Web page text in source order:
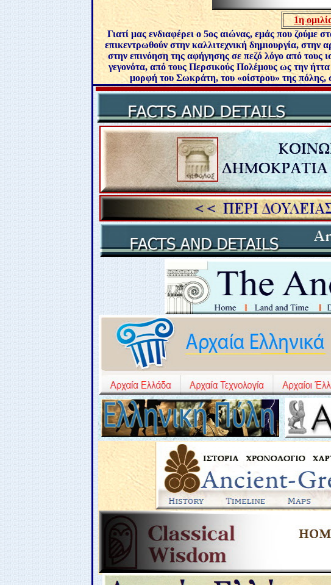
1η
Γιατί μας ενδιαφέρει ο 5ος αιώνας, εμάς που ζούμε
επικεντρωθούν στην καλλιτεχνική δημιουργία, στην
στην επινόηση της αφήγησης σε πεζό λόγο από τους
γεγονότα, από τους Περσικούς Πολέμους ως την
μορφή του Σωκράτη, του «οίστρου» της πόλης,